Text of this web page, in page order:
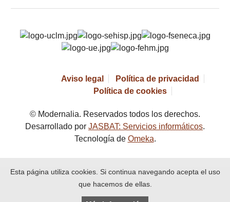
Aviso legal
Política de privacidad
Política de cookies
© Modernalia. Reservados todos los derechos.
Desarrollado por JASBAT: Servicios informáticos.
Tecnología de Omeka.
Esta página utiliza cookies. Si continua navegando acepta el uso
que hacemos de ellas.